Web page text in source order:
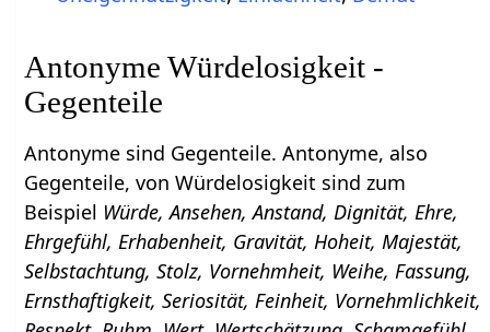
Antonyme Würdelosigkeit -
Gegenteile
Antonyme sind Gegenteile. Antonyme, also
Gegenteile, von Würdelosigkeit sind zum
Beispiel Würde, Ansehen, Anstand, Dignität, Ehre,
Ehrgefühl, Erhabenheit, Gravität, Hoheit, Majestät,
Selbstachtung, Stolz, Vornehmheit, Weihe, Fassung,
Ernsthaftigkeit, Seriosität, Feinheit, Vornehmlichkeit,